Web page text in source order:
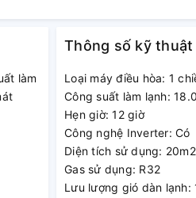
làm
Thông số kỹ thuật
Loại máy điều hòa: 1
Công suất làm lạnh:
Hẹn giờ: 12 giờ
Công nghệ Inverter: Có
Diện tích sử dụng:
Gas sử dụng: R32
Lưu lượng gió dàn